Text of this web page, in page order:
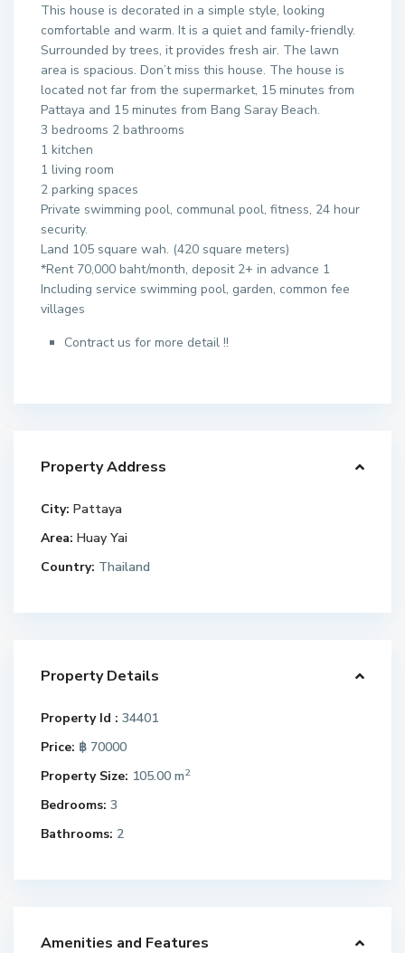
This house is decorated in a simple style, looking
comfortable and warm. It is a quiet and family-friendly.
Surrounded by trees, it provides fresh air. The lawn
area is spacious. Don’t miss this house. The house is
located not far from the supermarket, 15 minutes from
Pattaya and 15 minutes from Bang Saray Beach.
3 bedrooms 2 bathrooms
1 kitchen
1 living room
2 parking spaces
Private swimming pool, communal pool, fitness, 24 hour
security.
Land 105 square wah. (420 square meters)
*Rent 70,000 baht/month, deposit 2+ in advance 1
Including service swimming pool, garden, common fee
villages
Contract us for more detail !!
Property Address
City: Pattaya
Area: Huay Yai
Country: Thailand
Property Details
Property Id : 34401
Price: ฿ 70000
Property Size: 105.00 m2
Bedrooms: 3
Bathrooms: 2
Amenities and Features